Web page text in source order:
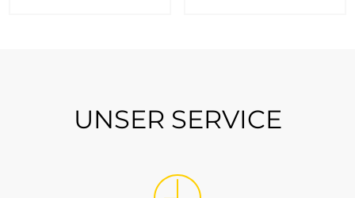
UNSER SERVICE